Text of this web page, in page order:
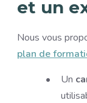
et un
Nous vous
plan de
Un